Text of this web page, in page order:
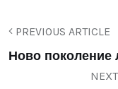
PREVIOUS ARTICLE
Ново поколение